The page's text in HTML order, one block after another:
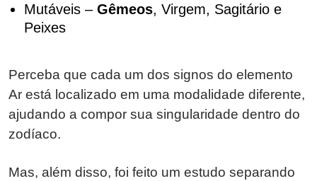
Mutáveis – Gêmeos, Virgem, Sagitário e
Peixes
Perceba que cada um dos signos do elemento
Ar está localizado em uma modalidade diferente,
ajudando a compor sua singularidade dentro do
zodíaco.
Mas, além disso, foi feito um estudo separando